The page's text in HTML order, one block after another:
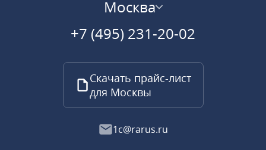
Москва
+7 (495) 231-20-02
Скачать прайс-лист
для Москвы
1c@rarus.ru